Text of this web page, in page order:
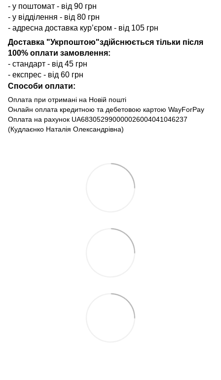
- у поштомат - від 90 грн
- у відділення - від 80 грн
- адресна доставка кур’єром - від 105 грн
Доставка "Укрпоштою"здійснюється тільки після
100% оплати замовлення:
- стандарт - від 45 грн
- експрес - від 60 грн
Способи оплати:
Оплата при отримані на Новій пошті
Онлайн оплата кредитною та дебетовою картою WayForPay
Оплата на рахунок UA683052990000026004041046237
(Кудлаєнко Наталія Олександрівна)